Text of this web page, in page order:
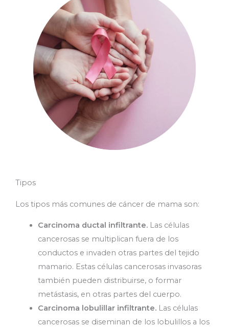
Tipos
Los tipos más comunes de cáncer de mama son:
Carcinoma ductal infiltrante. Las células
cancerosas se multiplican fuera de los
conductos e invaden otras partes del tejido
mamario. Estas células cancerosas invasoras
también pueden distribuirse, o formar
metástasis, en otras partes del cuerpo.
Carcinoma lobulillar infiltrante. Las células
cancerosas se diseminan de los lobulillos a los